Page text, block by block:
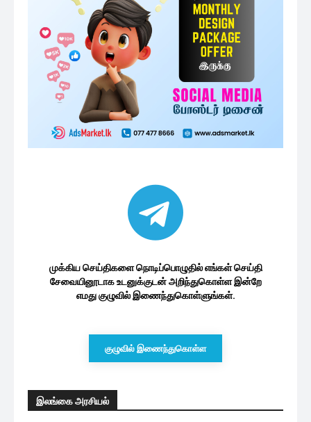
முக்கிய செய்திகளை நொடிப்பொழுதில் எங்கள் செய்தி
சேவையினூடாக உடனுக்குடன் அறிந்துகொள்ள இன்றே
எமது குழுவில் இணைந்துகொள்ளுங்கள்.
குழுவில் இணைந்துகொள்ள
இலங்கை அரசியல்